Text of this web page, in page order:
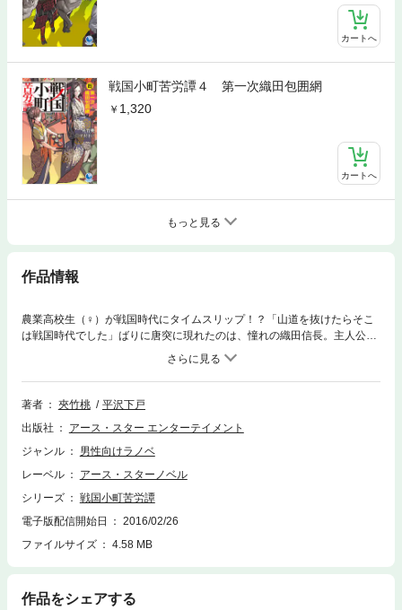
カートへ
戦国小町苦労譚４ 第一次織田包囲網
1,320
カートへ
もっと見る
作品情報
農業高校生（♀）が戦国時代にタイムスリップ！？「山道を抜けたらそこ
は戦国時代でした」ばりに唐突に現れたのは、憧れの織田信長。主人公・
静子はこの時代で生き抜くために「農業で才を示す」約束を信長にしてし
まう。寂れた農村を与えられ、来る日も来る日も農業に明け暮れる静子だ
ったが、やがて本人も気づかないうちに、信長にとってなくてはならない
存在＝重臣にまで上り詰めてしまってーーこんなライトノベル今までにな
場。
著者 夾竹桃
平沢下戸
出版社
アース・スター エンターテイメント
ジャンル
男性向けラノベ
レーベル
アース・スターノベル
シリーズ
戦国小町苦労譚
電子版配信開始日
2016/02/26
ファイルサイズ
4.58 MB
作品をシェアする